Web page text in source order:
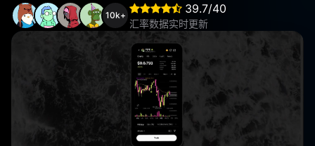
10k+ 39.7/40
汇率数据实时更新